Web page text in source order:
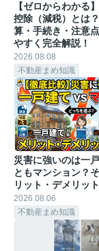
【ゼロからわかる
控除（減税）とは
算・手続き・注意
やすく完全解説！
2026.08.08
不動産まめ知識
災害に強いのは一
ともマンション？
リット・デメリッ
2026.08.06
不動産まめ知識